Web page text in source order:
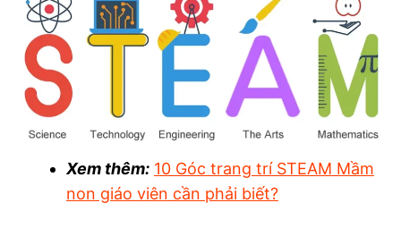
Xem thêm: 10 Góc trang trí STEAM Mầm
non giáo viên cần phải biết?